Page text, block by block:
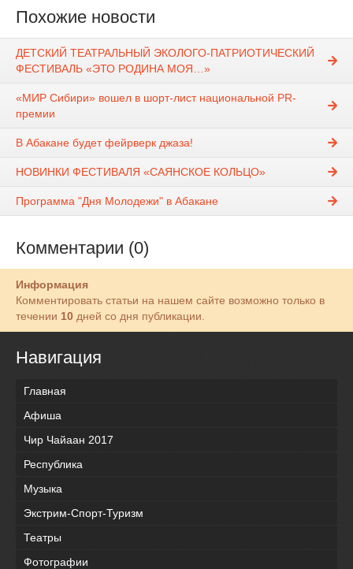
Похожие новости
ДЕТСКИЙ ТЕАТРАЛЬНЫЙ ЭКОЛОГО-ПАТРИОТИЧЕСКИЙ
ФЕСТИВАЛЬ «ЭТО РОДИНА МОЯ…»
«МИР Сибири» вошел в шорт-лист национальной PR-
премии
В Абакане будет фейрверк джаза!
НОВИНКИ ФЕСТИВАЛЯ «САЯНСКОЕ КОЛЬЦО»
Программа "Дня Молодежи" в Абакане
Комментарии (0)
Информация
Комментировать статьи на нашем сайте возможно только в
течении 10 дней со дня публикации.
Навигация
Главная
Афиша
Чир Чайаан 2017
Республика
Музыка
Экстрим-Спорт-Туризм
Театры
Фотографии